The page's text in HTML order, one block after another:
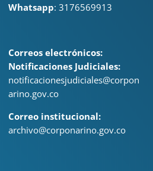
Whatsapp: 3176569913
Correos electrónicos:
Notificaciones Judiciales:
notificacionesjudiciales@corpon
arino.gov.co
Correo institucional:
archivo@corponarino.gov.co